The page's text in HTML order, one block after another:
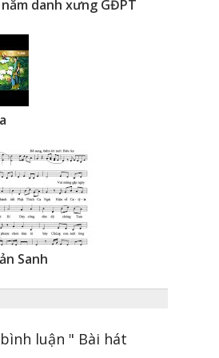
năm danh xưng GĐPT
Sanh
luận " Bài hát